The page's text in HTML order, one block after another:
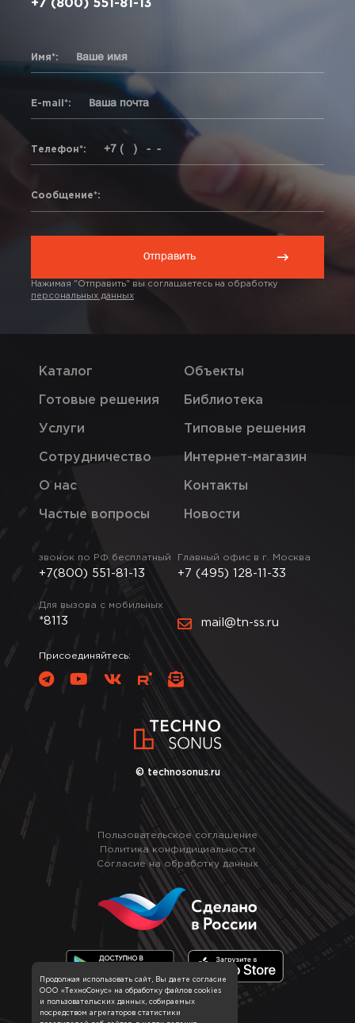
+7 (800) 551-81-13
Имя*:
E-mail*:
Телефон*:
Сообщение*:
Нажимая "Отправить" вы соглашаетесь на обработку
персональных данных
© technosonus.ru
Пользовательское соглашение
Политика конфидициальности
Согласие на обработку данных
Каталог
Готовые решения
Услуги
Сотрудничество
О нас
Частые вопросы
Объекты
Библиотека
Типовые решения
Интернет-магазин
Контакты
Новости
звонок по РФ бесплатный
+7(800) 551-81-13
Главный офис в г. Москва
+7 (495) 128-11-33
Для вызова с мобильных
*8113 mail@tn-ss.ru
Присоединяйтесь:
Продолжая использовать сайт, Вы даете согласие
ООО «ТехноСонус» на обработку файлов cookies
и пользовательских данных, собираемых
посредством агрегаторов статистики